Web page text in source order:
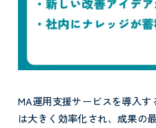
MA運用支援サービスを導入
は大きく効率化され、成果の